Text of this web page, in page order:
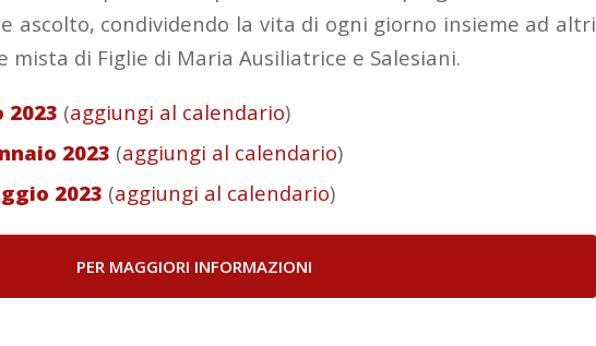
ascolto, condividendo la vita di ogni giorno insieme ad altri
mista di Figlie di Maria Ausiliatrice e Salesiani.
2023 (aggiungi al calendario)
2023 (aggiungi al calendario)
2023 (aggiungi al calendario)
PER MAGGIORI INFORMAZIONI